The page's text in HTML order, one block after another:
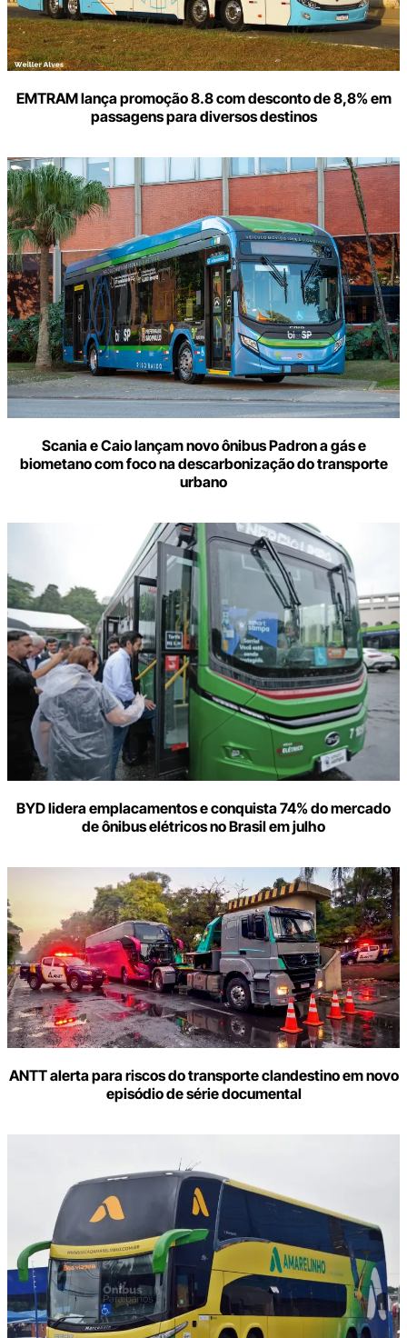
EMTRAM lança promoção 8.8 com desconto de 8,8% em
passagens para diversos destinos
Scania e Caio lançam novo ônibus Padron a gás e
biometano com foco na descarbonização do transporte
urbano
BYD lidera emplacamentos e conquista 74% do mercado
de ônibus elétricos no Brasil em julho
ANTT alerta para riscos do transporte clandestino em novo
episódio de série documental